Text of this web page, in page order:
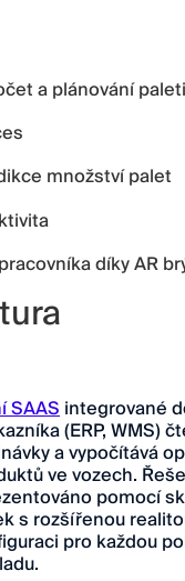
a plánování
množství palet
díky AR
SAASintegrované
(ERP, WMS)
a vypočítává
ve vozech.
pomocí
s rozšířenou
pro každou